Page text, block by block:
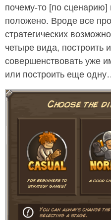
почему-то [по сценарию]
положено. Вроде все
стратегических
четыре вида, построить
совершенствовать уже
или построить еще